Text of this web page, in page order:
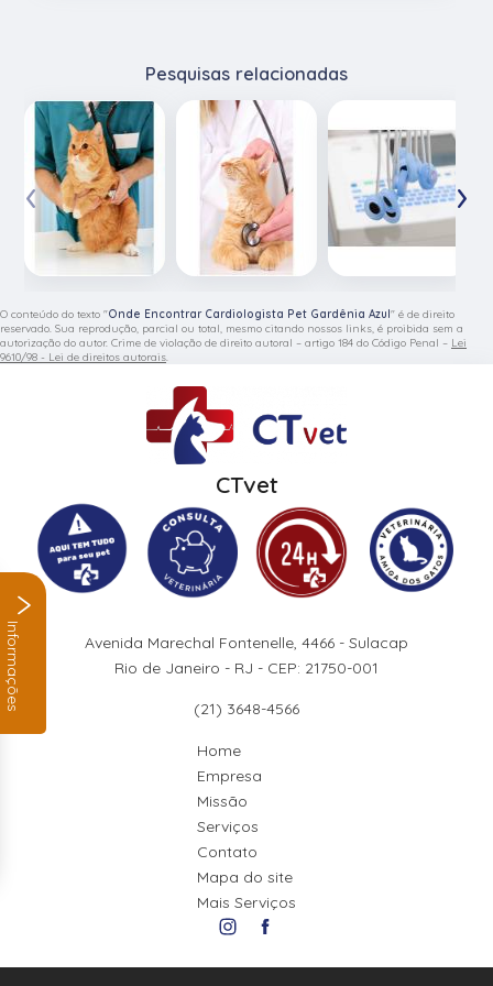
Pesquisas relacionadas
‹ ›
O conteúdo do texto "Onde Encontrar Cardiologista Pet Gardênia Azul" é de direito
reservado. Sua reprodução, parcial ou total, mesmo citando nossos links, é proibida sem a
autorização do autor. Crime de violação de direito autoral – artigo 184 do Código Penal – Lei
9610/98 - Lei de direitos autorais.
CTvet
Avenida Marechal Fontenelle, 4466 - Sulacap
Rio de Janeiro - RJ - CEP: 21750-001
(21) 3648-4566
Home
Empresa
Missão
Serviços
Contato
Mapa do site
Mais Serviços
Informações